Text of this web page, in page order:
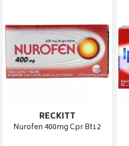
RECKITT
Nurofen 400mg Cpr Bt12